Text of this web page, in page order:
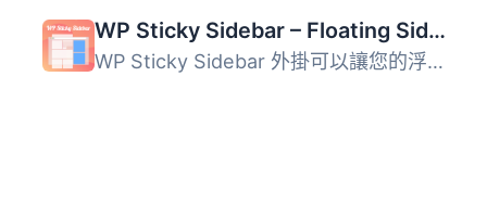
WP Sticky Sidebar – Floating Sidebar On Scroll for Any Theme
WP Sticky Sidebar 外掛可以讓您的浮動側邊欄一直顯示，當使...